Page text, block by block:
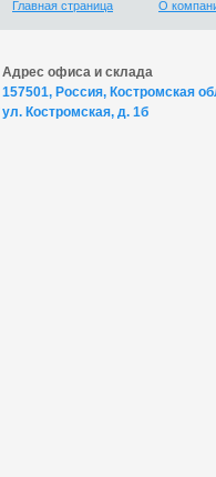
Главная страница О
Адрес офиса и склада
157501, Россия, Костромская
ул. Костромская, д. 1б